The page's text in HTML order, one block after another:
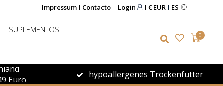
Impressum Contacto Login € EUR ES
SUPLEMENTOS
0
Euro
hypoallergenes Trockenfutter